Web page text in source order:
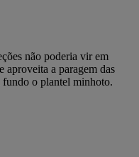
não poderia vir em
aproveita a paragem das
fundo o plantel minhoto.